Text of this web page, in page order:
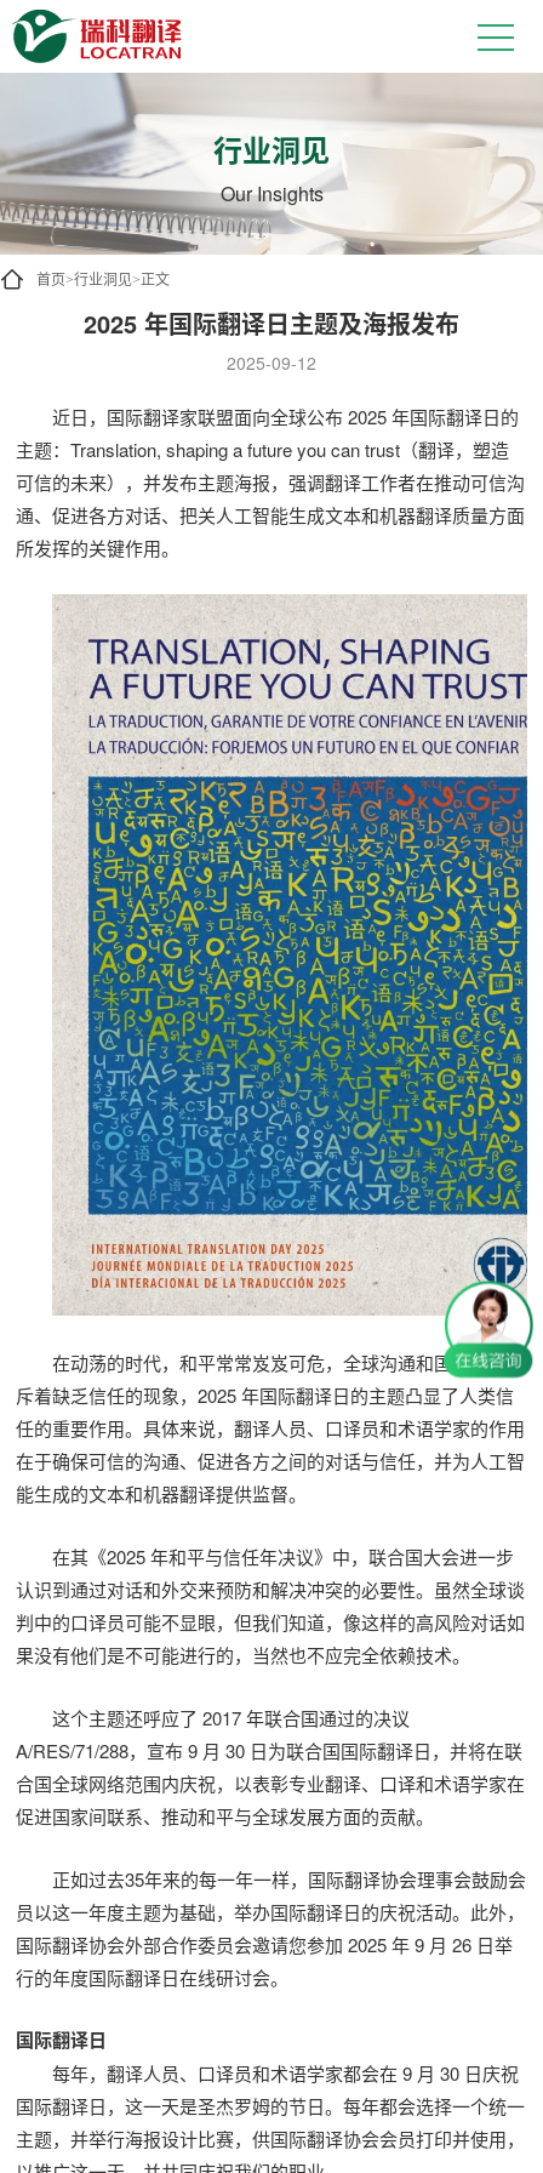
行业洞见
Our Insights
首页>行业洞见>正文
2025 年国际翻译日主题及海报发布
2025-09-12
近日，国际翻译家联盟面向全球公布 2025 年国际翻译日的
主题：Translation, shaping a future you can trust（翻译，塑造
可信的未来），并发布主题海报，强调翻译工作者在推动可信沟
通、促进各方对话、把关人工智能生成文本和机器翻译质量方面
所发挥的关键作用。
在动荡的时代，和平常常岌岌可危，全球沟通和国际关系充
斥着缺乏信任的现象，2025 年国际翻译日的主题凸显了人类信
任的重要作用。具体来说，翻译人员、口译员和术语学家的作用
在于确保可信的沟通、促进各方之间的对话与信任，并为人工智
能生成的文本和机器翻译提供监督。
在其《2025 年和平与信任年决议》中，联合国大会进一步
认识到通过对话和外交来预防和解决冲突的必要性。虽然全球谈
判中的口译员可能不显眼，但我们知道，像这样的高风险对话如
果没有他们是不可能进行的，当然也不应完全依赖技术。
这个主题还呼应了 2017 年联合国通过的决议
A/RES/71/288，宣布 9 月 30 日为联合国国际翻译日，并将在联
合国全球网络范围内庆祝，以表彰专业翻译、口译和术语学家在
促进国家间联系、推动和平与全球发展方面的贡献。
正如过去35年来的每一年一样，国际翻译协会理事会鼓励会
员以这一年度主题为基础，举办国际翻译日的庆祝活动。此外，
国际翻译协会外部合作委员会邀请您参加 2025 年 9 月 26 日举
行的年度国际翻译日在线研讨会。
国际翻译日
每年，翻译人员、口译员和术语学家都会在 9 月 30 日庆祝
国际翻译日，这一天是圣杰罗姆的节日。每年都会选择一个统一
主题，并举行海报设计比赛，供国际翻译协会会员打印并使用，